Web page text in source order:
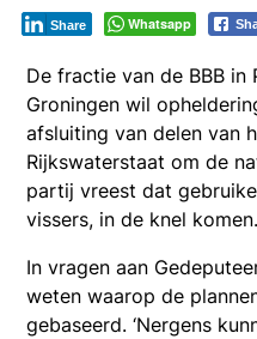
Whatsapp
Share
De fractie van de BBB in
Groningen wil
afsluiting van delen van
Rijkswaterstaat om de
partij vreest dat
vissers, in de knel komen.
In vragen aan
weten waarop de
gebaseerd. ‘Nergens